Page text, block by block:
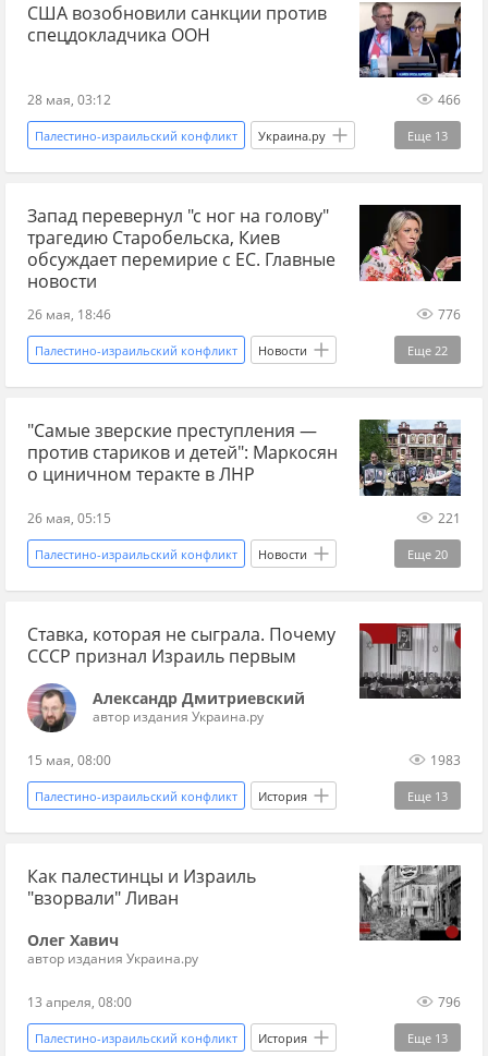
Египет Гамаль Насер Билл Клинтон
Лига арабских государств (ЛАГ)
дипломатия терроризм Ближний Восток
США возобновили санкции против
спецдокладчика ООН
28 мая, 03:12 466
Еще 13
Палестино-израильский конфликт Украина.ру
Новости США Минфин
Международный уголовный суд (МУС) ООН
Израиль Газа Биньямин Нетаньяху
Ближний Восток
военная эскалация эскалация санкции
Запад перевернул "с ног на голову"
трагедию Старобельска, Киев
обсуждает перемирие с ЕС. Главные
новости
26 мая, 18:46 776
Еще 22
Палестино-израильский конфликт Новости
Россия Киев Украина
Дмитрий Медведев Роберт Фицо
Мария Захарова ЕС МИД
Ближний Восток Ирландия дипломаты
новости переговоров Старобельск
МИД РФ информационная война
скандал
"Самые зверские преступления —
против стариков и детей": Маркосян
о циничном теракте в ЛНР
26 мая, 05:15 221
Еще 20
Палестино-израильский конфликт Новости
Старобельск Запад Украина
Елена Маркосян Украина.ру Америка
Британия терроризм
Великобритания Израиль
новости СВО Россия прогнозы СВО
Палестина
Ставка, которая не сыграла. Почему
СССР признал Израиль первым
Александр Дмитриевский
автор издания Украина.ру
15 мая, 08:00 1983
Еще 13
Палестино-израильский конфликт История
История СССР Палестина Израиль
Лига Наций ООН 1940-е
дипломатия
Великобритания
Как палестинцы и Израиль
"взорвали" Ливан
Олег Хавич
автор издания Украина.ру
13 апреля, 08:00 796
Еще 13
Палестино-израильский конфликт История